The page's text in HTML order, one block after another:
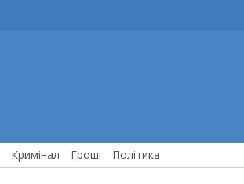
Кримінал Гроші Політика